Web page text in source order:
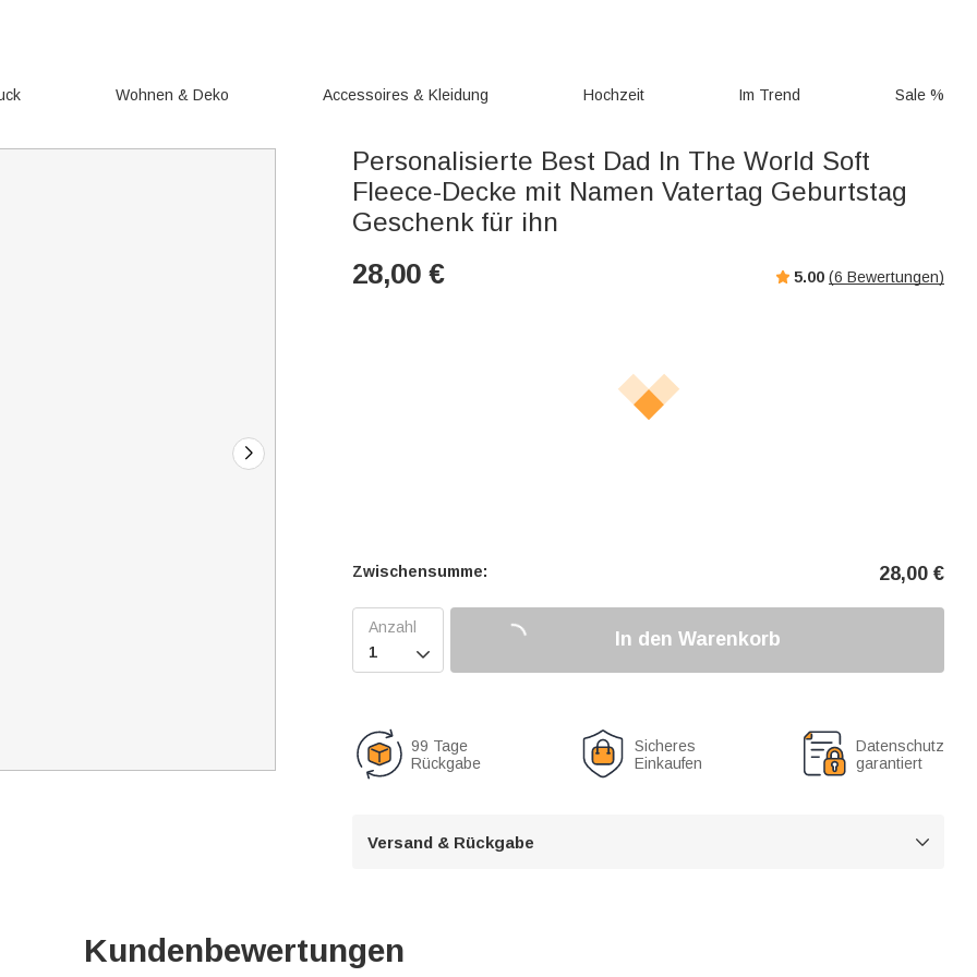
Wohnen & Deko Accessoires & Kleidung Hochzeit Im Trend Sale %
Personalisierte Best Dad In The World Soft
Fleece-Decke mit Namen Vatertag Geburtstag
Geschenk für ihn
28,00 € 5.00 (6 Bewertungen)
Zwischensumme: 28,00 €

In den Warenkorb
99 Tage
Rückgabe
Sicheres
Einkaufen
Datenschutz
garantiert
Versand & Rückgabe 
Kundenbewertungen